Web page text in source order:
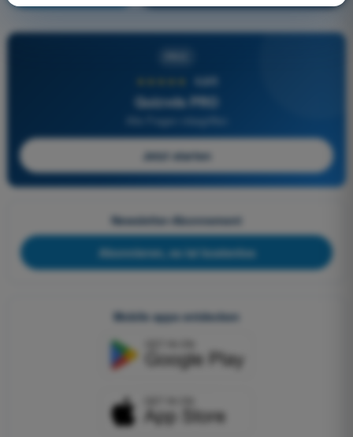
4,6/5
Quizvds PRO
Alle Fragen inbegriffen
Jetzt starten
Newsletter-Abonnement
Abonnieren, es ist kostenlos
Mobile apps entdecken